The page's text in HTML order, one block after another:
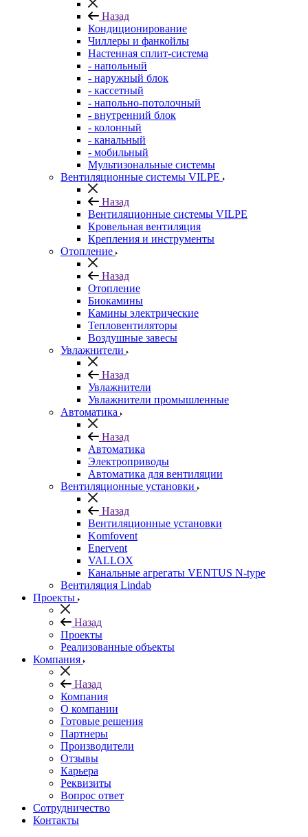
Назад
Кондиционирование
Чиллеры и фанкойлы
Настенная сплит-система
- напольный
- наружный блок
- кассетный
- напольно-потолочный
- внутренний блок
- колонный
- канальный
- мобильный
Мультизональные системы
Вентиляционные системы VILPE
Назад
Вентиляционные системы VILPE
Кровельная вентиляция
Крепления и инструменты
Отопление
Назад
Отопление
Биокамины
Камины электрические
Тепловентиляторы
Воздушные завесы
Увлажнители
Назад
Увлажнители
Увлажнители промышленные
Автоматика
Назад
Автоматика
Электроприводы
Автоматика для вентиляции
Вентиляционные установки
Назад
Вентиляционные установки
Komfovent
Enervent
VALLOX
Канальные агрегаты VENTUS N-type
Вентиляция Lindab
Проекты
Назад
Проекты
Реализованные объекты
Компания
Назад
Компания
О компании
Готовые решения
Партнеры
Производители
Отзывы
Карьера
Реквизиты
Вопрос ответ
Сотрудничество
Контакты